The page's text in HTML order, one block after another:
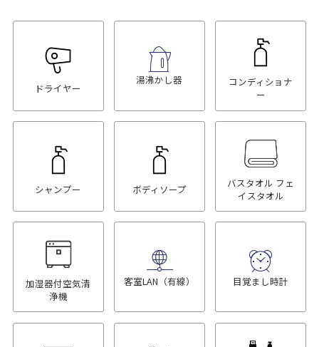
ドライヤー
湯沸かし器
コンディショナ
ー
シャンプー ボディソープ
バスタオル フェ
イスタオル
加湿器付空気清
浄機
客室LAN（有線） 目覚まし時計